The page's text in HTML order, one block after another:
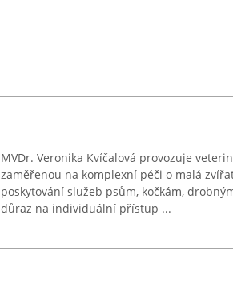
MVDr. Veronika Kvíčalová provozuje
zaměřenou na komplexní péči o malá
poskytování služeb psům, kočkám,
důraz na individuální přístup ...